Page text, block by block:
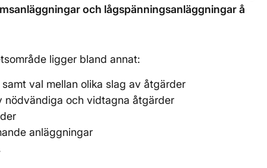
och lågspänningsanläggningar å
ligger bland annat:
val mellan olika slag av åtgärder
nödvändiga och vidtagna åtgärder
anläggningar